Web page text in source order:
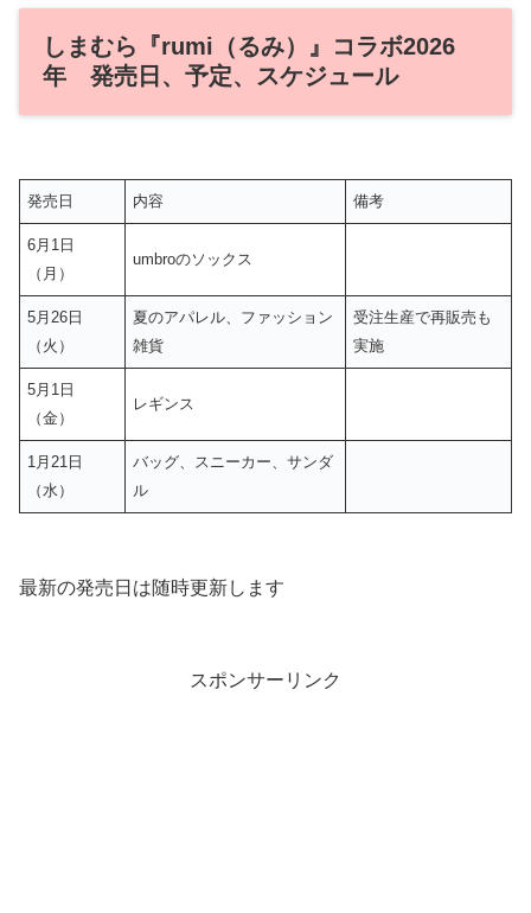
しまむら『rumi（るみ）』コラボ2026
年 発売日、予定、スケジュール
発売日 内容 備考
6月1日
（月）
umbroのソックス
5月26日
（火）
夏のアパレル、ファッション
雑貨
受注生産で再販売も
実施
5月1日
（金）
レギンス
1月21日
（水）
バッグ、スニーカー、サンダ
ル
最新の発売日は随時更新します
スポンサーリンク